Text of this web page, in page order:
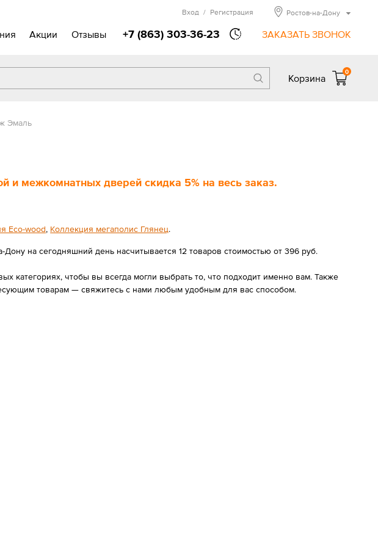
Акции Отзывы +7 (863) 303-36-23 ЗАКАЗАТЬ ЗВОНОК
Вход / Регистрация Ростов-на-Дону
Корзина
0
Эмаль
и межкомнатных дверей скидка 5% на весь заказ.
Eco-wood, Коллекция мегаполис Глянец.
на сегодняшний день насчитывается 12 товаров стоимостью от 396 руб.
категориях, чтобы вы всегда могли выбрать то, что подходит именно вам. Также
товарам — свяжитесь с нами любым удобным для вас способом.